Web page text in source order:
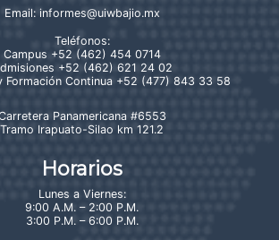
Email: informes@uiwbajio.mx
Teléfonos:
Campus +52 (462) 454 0714
+52 (462) 621 24 02
Formación Continua +52 (477) 843 33 58
Panamericana #6553
Tramo Irapuato-Silao km 121.2
Horarios
Lunes a Viernes:
9:00 A.M. – 2:00 P.M.
3:00 P.M. – 6:00 P.M.